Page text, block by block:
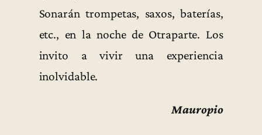
Sonarán trompetas, saxos, baterías,
etc., en la noche de Otraparte. Los
invito a vivir una experiencia
inolvidable.
Mauropio